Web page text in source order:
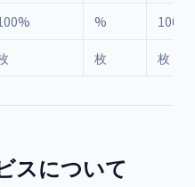
% 100%
枚 枚
スについて